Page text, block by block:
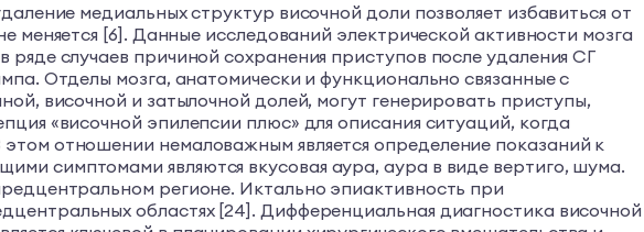
медиальных структур височной доли позволяет избавиться от
меняется [6]. Данные исследований электрической активности мозга
случаев причиной сохранения приступов после удаления СГ
Отделы мозга, анатомически и функционально связанные с
височной и затылочной долей, могут генерировать приступы,
«височной эпилепсии плюс» для описания ситуаций, когда
отношении немаловажным является определение показаний к
симптомами являются вкусовая аура, аура в виде вертиго, шума.
регионе. Иктально эпиактивность при
областях [24]. Дифференциальная диагностика височной